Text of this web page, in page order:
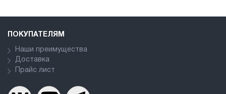
ПОКУПАТЕЛЯМ
Наши преимущества
Доставка
Прайс лист